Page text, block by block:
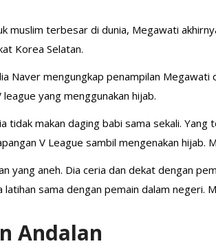
muslim terbesar di dunia, Megawati
Korea Selatan.
Naver mengungkap penampilan
yang menggunakan hijab.
tidak makan daging babi sama sekali.
V League sambil mengenakan hijab.
yang aneh. Dia ceria dan dekat dengan
latihan sama dengan pemain dalam negeri.
Andalan